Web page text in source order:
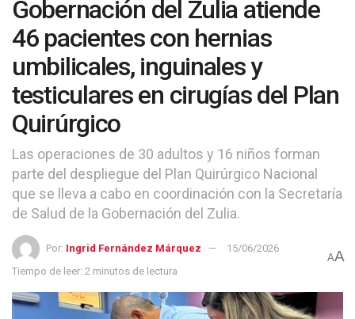
Gobernación del Zulia atiende
46 pacientes con hernias
umbilicales, inguinales y
testiculares en cirugías del Plan
Quirúrgico
Las operaciones de 30 adultos y 16 niños forman
parte del despliegue del Plan Quirúrgico Nacional
que se lleva a cabo en coordinación con la Secretaría
de Salud de la Gobernación del Zulia.
Por: Ingrid Fernández Márquez
15/06/2026
Tiempo de leer: 2 minutos de lectura
AA